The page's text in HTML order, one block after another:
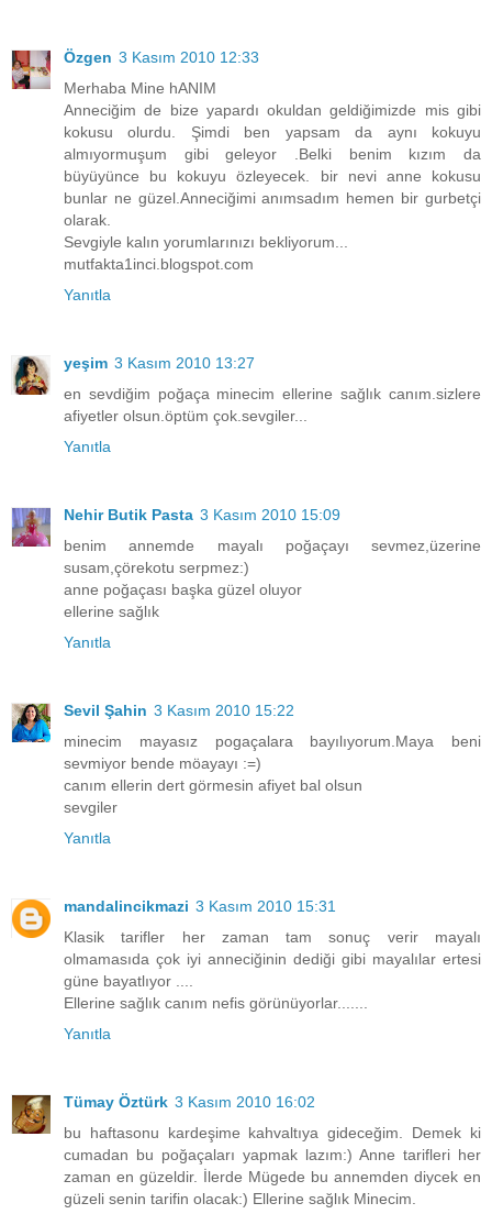
Özgen 3 Kasım 2010 12:33
Merhaba Mine hANIM
Anneciğim de bize yapardı okuldan geldiğimizde mis gibi
kokusu olurdu. Şimdi ben yapsam da aynı kokuyu
almıyormuşum gibi geleyor .Belki benim kızım da
büyüyünce bu kokuyu özleyecek. bir nevi anne kokusu
bunlar ne güzel.Anneciğimi anımsadım hemen bir gurbetçi
olarak.
Sevgiyle kalın yorumlarınızı bekliyorum...
mutfakta1inci.blogspot.com
Yanıtla
yeşim 3 Kasım 2010 13:27
en sevdiğim poğaça minecim ellerine sağlık canım.sizlere
afiyetler olsun.öptüm çok.sevgiler...
Yanıtla
Nehir Butik Pasta 3 Kasım 2010 15:09
benim annemde mayalı poğaçayı sevmez,üzerine
susam,çörekotu serpmez:)
anne poğaçası başka güzel oluyor
ellerine sağlık
Yanıtla
Sevil Şahin 3 Kasım 2010 15:22
minecim mayasız pogaçalara bayılıyorum.Maya beni
sevmiyor bende möayayı :=)
canım ellerin dert görmesin afiyet bal olsun
sevgiler
Yanıtla
mandalincikmazi 3 Kasım 2010 15:31
Klasik tarifler her zaman tam sonuç verir mayalı
olmamasıda çok iyi anneciğinin dediği gibi mayalılar ertesi
güne bayatlıyor ....
Ellerine sağlık canım nefis görünüyorlar.......
Yanıtla
Tümay Öztürk 3 Kasım 2010 16:02
bu haftasonu kardeşime kahvaltıya gideceğim. Demek ki
cumadan bu poğaçaları yapmak lazım:) Anne tarifleri her
zaman en güzeldir. İlerde Mügede bu annemden diycek en
güzeli senin tarifin olacak:) Ellerine sağlık Minecim.